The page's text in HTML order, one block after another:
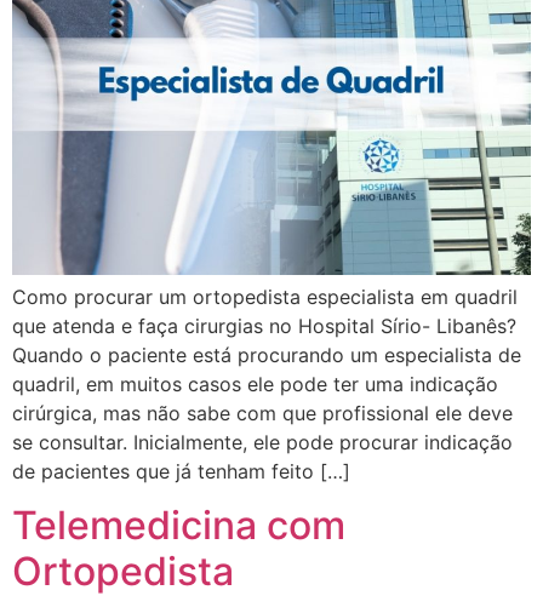
Como procurar um ortopedista especialista em quadril
que atenda e faça cirurgias no Hospital Sírio- Libanês?
Quando o paciente está procurando um especialista de
quadril, em muitos casos ele pode ter uma indicação
cirúrgica, mas não sabe com que profissional ele deve
se consultar. Inicialmente, ele pode procurar indicação
de pacientes que já tenham feito […]
Telemedicina com
Ortopedista